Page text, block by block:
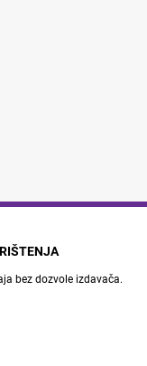
bez dozvole izdavača.